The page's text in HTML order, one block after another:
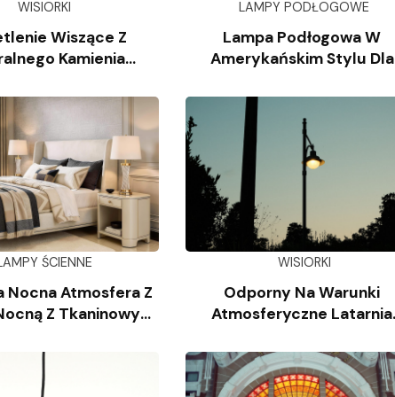
WISIORKI
Wiszące Z
Kamienia
LAMPY PODŁOGOWE
Lampa Podłogowa W
Amerykańskim Stylu Dla
ŚCIENNE
Nocna Atmosfera Z
Z Tkaninowym
WISIORKI
Odporny Na Warunki
Atmosferyczne Latarnia
Aluminium